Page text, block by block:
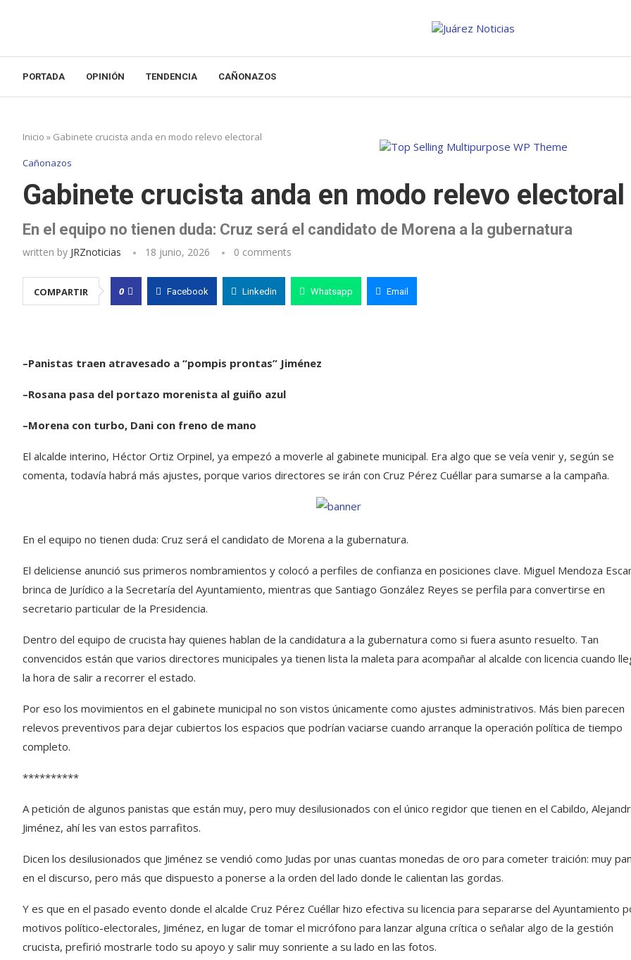
PORTADA OPINIÓN TENDENCIA CAÑONAZOS
Inicio » Gabinete crucista anda en modo relevo electoral
Cañonazos
Gabinete crucista anda en modo relevo electoral
En el equipo no tienen duda: Cruz será el candidato de Morena a la gubernatura
written by JRZnoticias 18 junio, 2026 0 comments
COMPARTIR 0 Facebook Linkedin Whatsapp Email
–Panistas traen atravesado a “pompis prontas” Jiménez
–Rosana pasa del portazo morenista al guiño azul
–Morena con turbo, Dani con freno de mano
El alcalde interino, Héctor Ortiz Orpinel, ya empezó a moverle al gabinete municipal. Era algo que se veía venir y, según se
comenta, todavía habrá más ajustes, porque varios directores se irán con Cruz Pérez Cuéllar para sumarse a la campaña.
En el equipo no tienen duda: Cruz será el candidato de Morena a la gubernatura.
El deliciense anunció sus primeros nombramientos y colocó a perfiles de confianza en posiciones clave. Miguel Mendoza
brinca de Jurídico a la Secretaría del Ayuntamiento, mientras que Santiago González Reyes se perfila para convertirse en
secretario particular de la Presidencia.
Dentro del equipo de crucista hay quienes hablan de la candidatura a la gubernatura como si fuera asunto resuelto. Tan
convencidos están que varios directores municipales ya tienen lista la maleta para acompañar al alcalde con licencia cuando
la hora de salir a recorrer el estado.
Por eso los movimientos en el gabinete municipal no son vistos únicamente como ajustes administrativos. Más bien parecen
relevos preventivos para dejar cubiertos los espacios que podrían vaciarse cuando arranque la operación política de tiempo
completo.
**********
A petición de algunos panistas que están muy, pero muy desilusionados con el único regidor que tienen en el Cabildo,
Jiménez, ahí les van estos parrafitos.
Dicen los desilusionados que Jiménez se vendió como Judas por unas cuantas monedas de oro para cometer traición: muy
en el discurso, pero más que dispuesto a ponerse a la orden del lado donde le calientan las gordas.
Y es que en el pasado evento donde el alcalde Cruz Pérez Cuéllar hizo efectiva su licencia para separarse del Ayuntamiento
motivos político-electorales, Jiménez, en lugar de tomar el micrófono para lanzar alguna crítica o señalar algo de la gestión
crucista, prefirió mostrarle todo su apoyo y salir muy sonriente a su lado en las fotos.